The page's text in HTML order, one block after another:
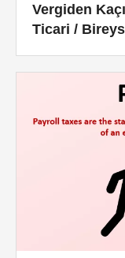
Vergiden
Ticari /